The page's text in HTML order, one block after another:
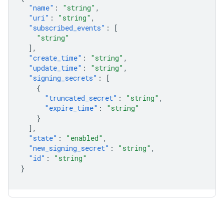
"name" : "string" ,
"uri" : "string" ,
"subscribed_events" :
[
"string"
],
"create_time" : "string" ,
"update_time" : "string" ,
"signing_secrets" :
[
{
"truncated_secret" : "string" ,
"expire_time" :
"string"
}
],
"state" : "enabled" ,
"new_signing_secret" : "string" ,
"id" :
"string"
}